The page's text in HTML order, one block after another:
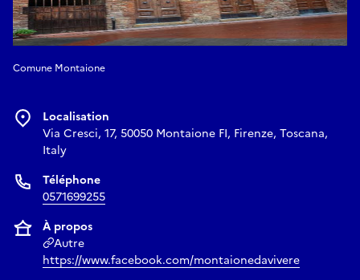
Comune Montaione
Localisation
Via Cresci, 17, 50050 Montaione FI, Firenze, Toscana,
Italy
Téléphone
0571699255
À propos
Autre
https://www.facebook.com/montaionedavivere